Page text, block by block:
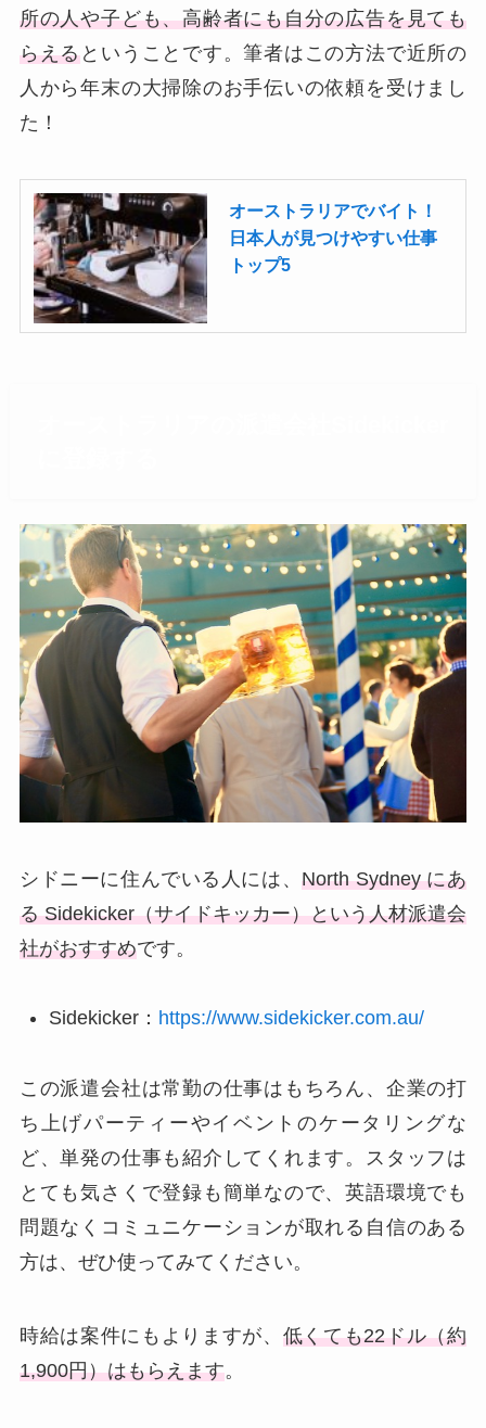
所の人や子ども、高齢者にも自分の広告を見ても
らえるということです。筆者はこの方法で近所の
人から年末の大掃除のお手伝いの依頼を受けまし
た！
オーストラリアでバイト！
日本人が見つけやすい仕事
トップ5
シドニーに住んでいる人には、North Sydney にあ
る Sidekicker（サイドキッカー）という人材派遣会
社がおすすめです。
Sidekicker： https://www.sidekicker.com.au/
この派遣会社は常勤の仕事はもちろん、企業の打
ち上げパーティーやイベントのケータリングな
ど、単発の仕事も紹介してくれます。スタッフは
とても気さくで登録も簡単なので、英語環境でも
問題なくコミュニケーションが取れる自信のある
方は、ぜひ使ってみてください。
時給は案件にもよりますが、 低くても22ドル（約
1,900円）はもらえます。